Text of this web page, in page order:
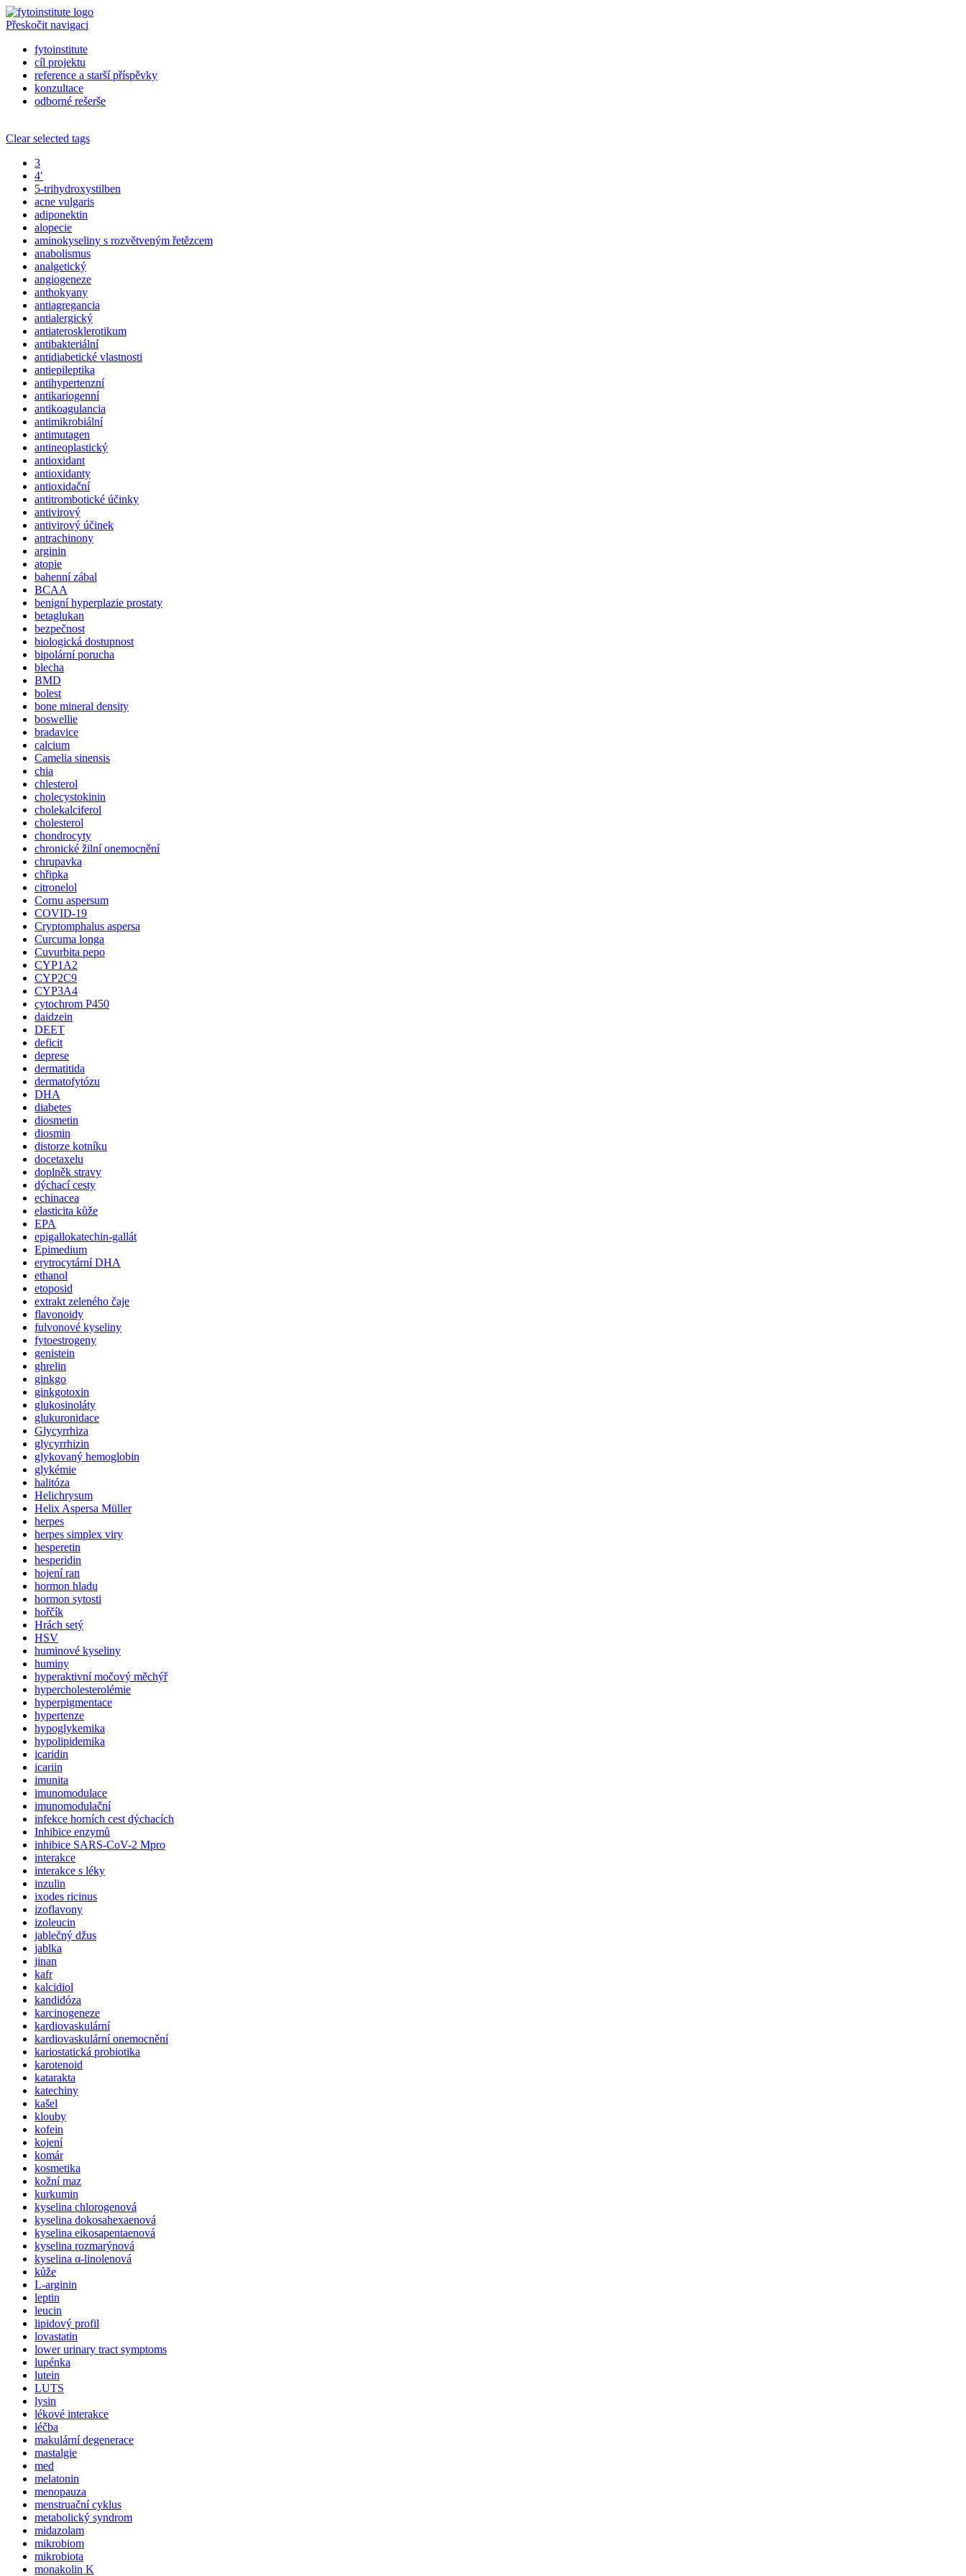
Přeskočit navigaci
fytoinstitute
cíl projektu
reference a starší příspěvky
konzultace
odborné rešerše
Clear selected tags
3
4′
5-trihydroxystilben
acne vulgaris
adiponektin
alopecie
aminokyseliny s rozvětveným řetězcem
anabolismus
analgetický
angiogeneze
anthokyany
antiagregancia
antialergický
antiaterosklerotikum
antibakteriální
antidiabetické vlastnosti
antiepileptika
antihypertenzní
antikariogenní
antikoagulancia
antimikrobiální
antimutagen
antineoplastický
antioxidant
antioxidanty
antioxidační
antitrombotické účinky
antivirový
antivirový účinek
antrachinony
arginin
atopie
bahenní zábal
BCAA
benigní hyperplazie prostaty
betaglukan
bezpečnost
biologická dostupnost
bipolární porucha
blecha
BMD
bolest
bone mineral density
boswellie
bradavice
calcium
Camelia sinensis
chia
chlesterol
cholecystokinin
cholekalciferol
cholesterol
chondrocyty
chronické žilní onemocnění
chrupavka
chřipka
citronelol
Cornu aspersum
COVID-19
Cryptomphalus aspersa
Curcuma longa
Cuvurbita pepo
CYP1A2
CYP2C9
CYP3A4
cytochrom P450
daidzein
DEET
deficit
deprese
dermatitida
dermatofytózu
DHA
diabetes
diosmetin
diosmin
distorze kotníku
docetaxelu
doplněk stravy
dýchací cesty
echinacea
elasticita kůže
EPA
epigallokatechin-gallát
Epimedium
erytrocytární DHA
ethanol
etoposid
extrakt zeleného čaje
flavonoidy
fulvonové kyseliny
fytoestrogeny
genistein
ghrelin
ginkgo
ginkgotoxin
glukosinoláty
glukuronidace
Glycyrrhiza
glycyrrhizin
glykovaný hemoglobin
glykémie
halitóza
Helichrysum
Helix Aspersa Müller
herpes
herpes simplex viry
hesperetin
hesperidin
hojení ran
hormon hladu
hormon sytosti
hořčík
Hrách setý
HSV
huminové kyseliny
huminy
hyperaktivní močový měchýř
hypercholesterolémie
hyperpigmentace
hypertenze
hypoglykemika
hypolipidemika
icaridin
icariin
imunita
imunomodulace
imunomodulační
infekce horních cest dýchacích
Inhibice enzymů
inhibice SARS-CoV-2 Mpro
interakce
interakce s léky
inzulin
ixodes ricinus
izoflavony
izoleucin
jablečný džus
jablka
jinan
kafr
kalcidiol
kandidóza
karcinogeneze
kardiovaskulární
kardiovaskulární onemocnění
kariostatická probiotika
karotenoid
katarakta
katechiny
kašel
klouby
kofein
kojení
komár
kosmetika
kožní maz
kurkumin
kyselina chlorogenová
kyselina dokosahexaenová
kyselina eikosapentaenová
kyselina rozmarýnová
kyselina α-linolenová
kůže
L-arginin
leptin
leucin
lipidový profil
lovastatin
lower urinary tract symptoms
lupénka
lutein
LUTS
lysin
lékové interakce
léčba
makulární degenerace
mastalgie
med
melatonin
menopauza
menstruační cyklus
metabolický syndrom
midazolam
mikrobiom
mikrobiota
monakolin K